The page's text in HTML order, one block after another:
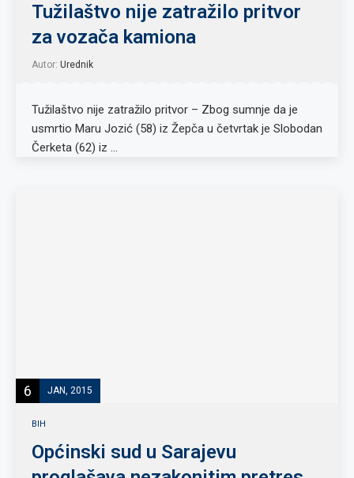
Tužilaštvo nije zatražilo pritvor
za vozača kamiona
Autor: Urednik
Tužilaštvo nije zatražilo pritvor – Zbog sumnje da je
usmrtio Maru Jozić (58) iz Žepča u četvrtak je Slobodan
Čerketa (62) iz …
6 JAN, 2015
BIH
Općinski sud u Sarajevu